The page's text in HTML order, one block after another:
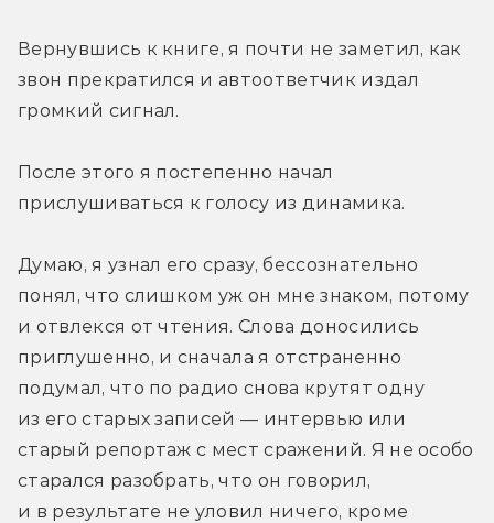
Вернувшись к книге, я почти не заметил, как
звон прекратился и автоответчик издал
громкий сигнал.
После этого я постепенно начал
прислушиваться к голосу из динамика.
Думаю, я узнал его сразу, бессознательно
понял, что слишком уж он мне знаком, потому
и отвлекся от чтения. Слова доносились
приглушенно, и сначала я отстраненно
подумал, что по радио снова крутят одну
из его старых записей — интервью или
старый репортаж с мест сражений. Я не особо
старался разобрать, что он говорил,
и в результате не уловил ничего, кроме